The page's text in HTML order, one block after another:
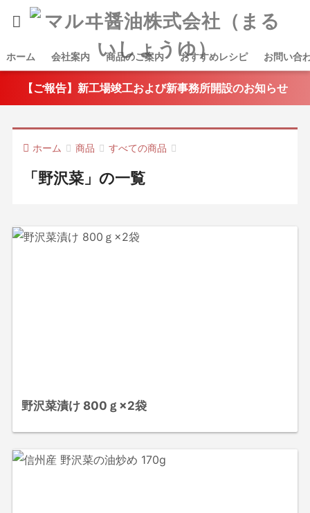
ホーム 会社案内 商品のご案内 おすすめレシピ お問い合
【ご報告】新工場竣工および新事務所開設のお知らせ
ホーム 商品 すべての商品
「野沢菜」の一覧
野沢菜漬け 800ｇ×2袋